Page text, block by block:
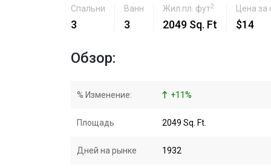
Спальни
3
Ванн
3
Жил.пл. фут2
2049 Sq. Ft
Цена за
$14
Обзор:
% Изменение: +11%
Площадь 2049 Sq. Ft.
Дней на рынке 1932